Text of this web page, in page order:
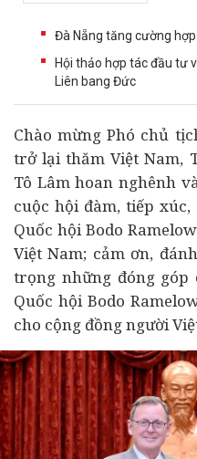
Đà Nẵng tăng cường
Hội thảo hợp tác đầu tư
Liên bang Đức
Chào mừng Phó chủ
trở lại thăm Việt Nam,
Tô Lâm hoan nghênh
cuộc hội đàm, tiếp
Quốc hội Bodo
Việt Nam; cảm ơn,
trọng những đóng góp
Quốc hội Bodo
cho cộng đồng người